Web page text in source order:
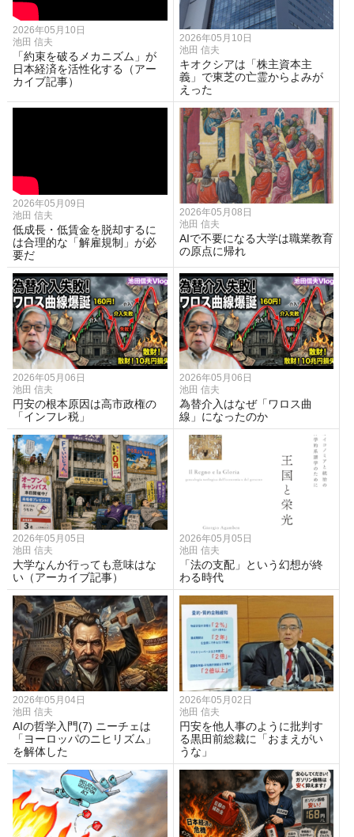
2026年05月10日
池田 信夫
「約束を破るメカニズム」が
日本経済を活性化する（アー
カイブ記事）
2026年05月10日
池田 信夫
キオクシアは「株主資本主
義」で東芝の亡霊からよみが
えった
2026年05月09日
池田 信夫
低成長・低賃金を脱却するに
は合理的な「解雇規制」が必
要だ
2026年05月08日
池田 信夫
AIで不要になる大学は職業教育
の原点に帰れ
2026年05月06日
池田 信夫
円安の根本原因は高市政権の
「インフレ税」
2026年05月06日
池田 信夫
為替介入はなぜ「ワロス曲
線」になったのか
2026年05月05日
池田 信夫
大学なんか行っても意味はな
い（アーカイブ記事）
2026年05月05日
池田 信夫
「法の支配」という幻想が終
わる時代
2026年05月04日
池田 信夫
AIの哲学入門(7) ニーチェは
「ヨーロッパのニヒリズム」
を解体した
2026年05月02日
池田 信夫
円安を他人事のように批判す
る黒田前総裁に「おまえがい
うな」